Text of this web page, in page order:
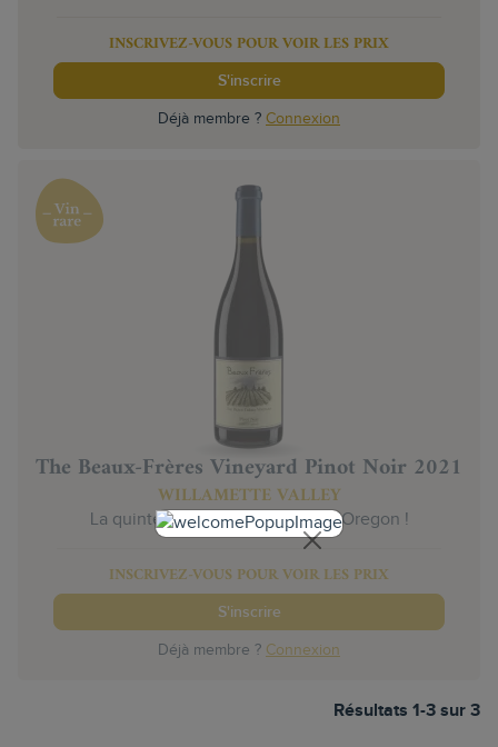
INSCRIVEZ-VOUS POUR VOIR LES PRIX
S'inscrire
Déjà membre ? Connexion
The Beaux-Frères Vineyard Pinot Noir 2021
WILLAMETTE VALLEY
La quintessence du Pinot Noir d’Oregon !
INSCRIVEZ-VOUS POUR VOIR LES PRIX
S'inscrire
Déjà membre ? Connexion
Résultats 1-3 sur 3